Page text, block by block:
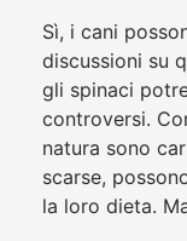
Sì, i cani
discussioni su
gli spinaci
controversi.
natura sono
scarse,
la loro dieta.